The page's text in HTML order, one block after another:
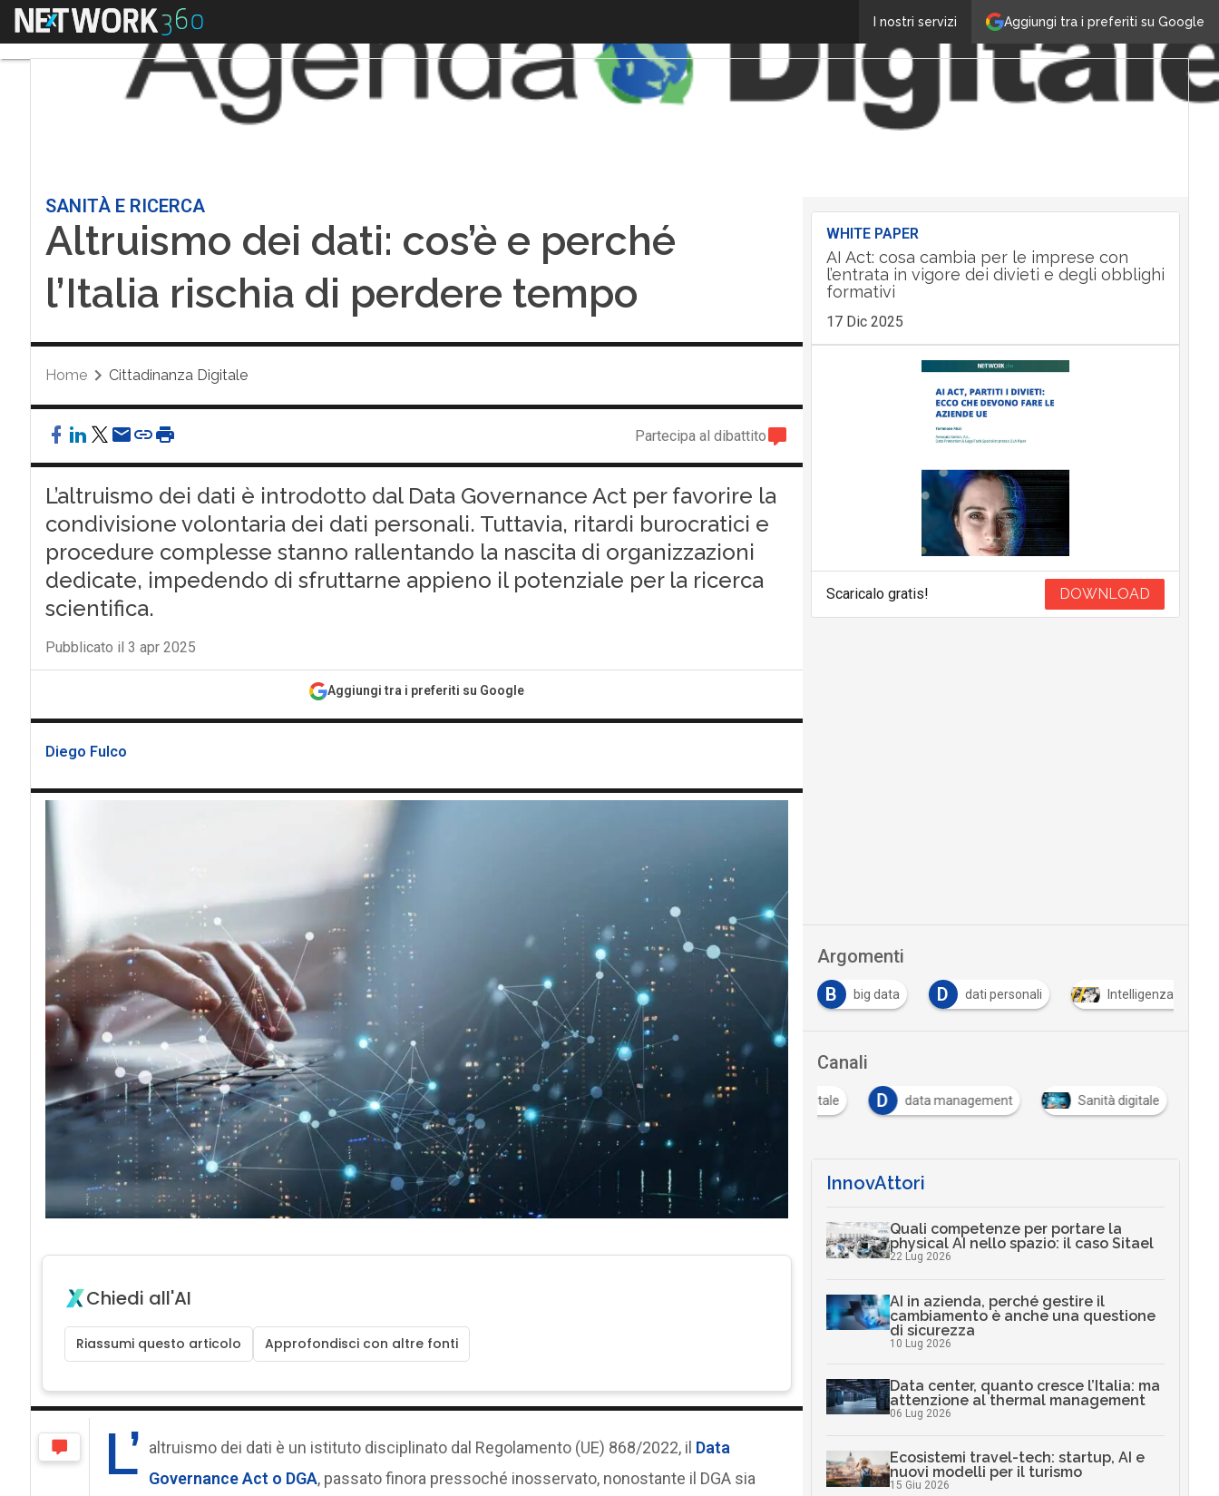
Aggiungi tra i preferiti su Google
I nostri servizi
Menu
SANITÀ E RICERCA
Altruismo dei dati: cos’è e perché
l’Italia rischia di perdere tempo
Home Cittadinanza Digitale
Partecipa al dibattito
L’altruismo dei dati è introdotto dal Data Governance Act per favorire la
condivisione volontaria dei dati personali. Tuttavia, ritardi burocratici e
procedure complesse stanno rallentando la nascita di organizzazioni
dedicate, impedendo di sfruttarne appieno il potenziale per la ricerca
scientifica.
Pubblicato il 3 apr 2025
Aggiungi tra i preferiti su Google
Diego Fulco
Chiedi all'AI
Riassumi questo articolo Approfondisci con altre fonti
L’ altruismo dei dati è un istituto disciplinato dal Regolamento (UE) 868/2022, il Data
Governance Act o DGA, passato finora pressoché inosservato, nonostante il DGA sia
WHITE PAPER
AI Act: cosa cambia per le imprese con
l’entrata in vigore dei divieti e degli obblighi
formativi
17 Dic 2025
Scaricalo gratis! DOWNLOAD
Argomenti
Agid Agenzia per l'Italia Digitale B big data D dati personali Intelligenza
Canali
Cittadinanza digitale D data management Sanità digitale
InnovAttori
Quali competenze per portare la
physical AI nello spazio: il caso Sitael
22 Lug 2026
AI in azienda, perché gestire il
cambiamento è anche una questione
di sicurezza
10 Lug 2026
Data center, quanto cresce l’Italia: ma
attenzione al thermal management
06 Lug 2026
Ecosistemi travel-tech: startup, AI e
nuovi modelli per il turismo
15 Giu 2026